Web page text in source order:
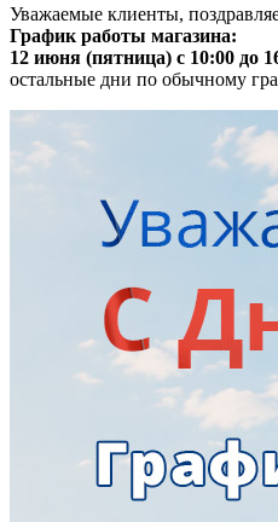
Уважаемые клиенты,
График работы магазина:
12 июня (пятница) с 10:00 до
остальные дни по обычному